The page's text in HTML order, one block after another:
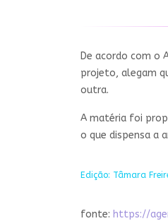
De acordo com o
projeto, alegam
outra.
A matéria foi
o que dispensa a
Edição: Tâmara
fonte: https://